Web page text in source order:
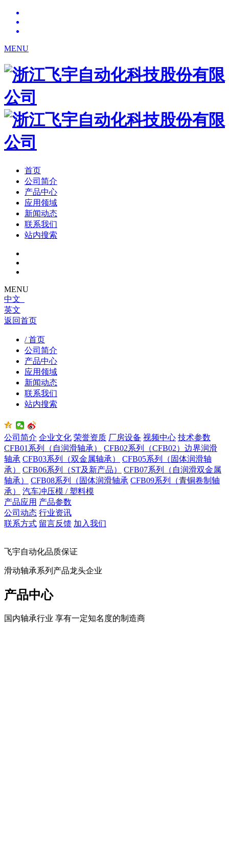
MENU
首页
公司简介
产品中心
应用领域
新闻动态
联系我们
站内搜索
MENU
中文
英文
返回首页
/ 首页
公司简介
产品中心
应用领域
新闻动态
联系我们
站内搜索
公司简介 企业文化 荣誉资质 厂房设备 视频中心 技术参数
CFB01系列（自润滑轴承）
CFB02系列（CFB02）边界润滑
轴承 CFB03系列（双金属轴承）
CFB05系列（固体润滑轴
承）
CFB06系列（ST及新产品）
CFB07系列（自润滑双金属
轴承）
CFB08系列（固体润滑轴承 CFB09系列（青铜卷制轴
承）
汽车冲压模 / 塑料模
产品应用 产品参数
公司动态 行业资讯
联系方式 留言反馈 加入我们
飞宇自动化品质保证
滑动轴承系列产品龙头企业
产品中心
国内轴承行业 享有一定知名度的制造商